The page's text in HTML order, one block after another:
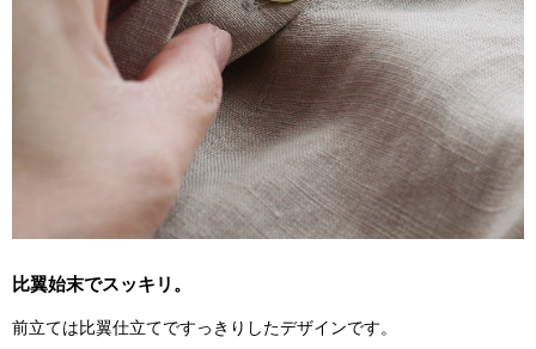
比翼始末でスッキリ。
前立ては比翼仕立てですっきりしたデザインです。